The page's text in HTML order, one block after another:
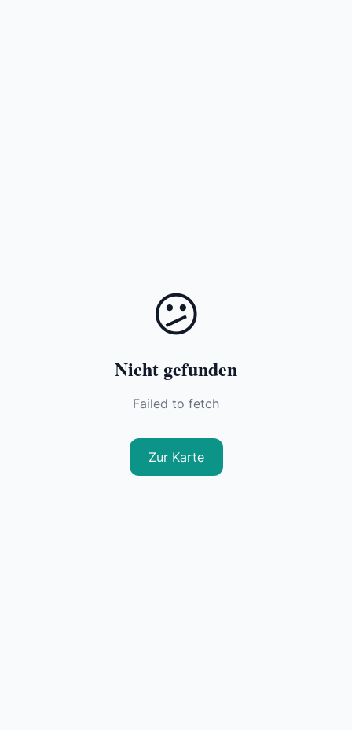
😕
Nicht gefunden
Failed to fetch
Zur Karte